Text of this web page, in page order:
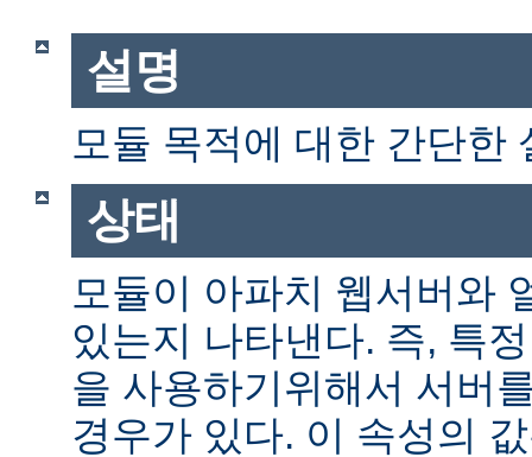
설명
모듈 목적에 대한 간단한
상태
모듈이 아파치 웹서버와
있는지 나타낸다. 즉, 특
을 사용하기위해서 서버
경우가 있다. 이 속성의